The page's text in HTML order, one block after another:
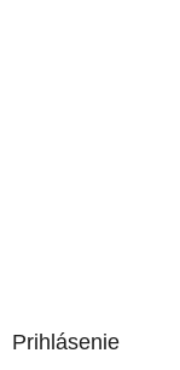
Prihlásenie